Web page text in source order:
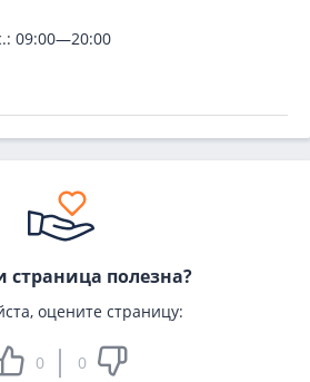
09:00—20:00
страница полезна?
оцените страницу:
0 0